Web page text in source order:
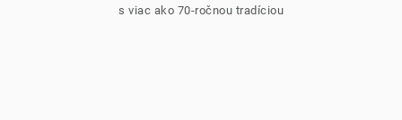
s viac ako 70-ročnou tradíciou